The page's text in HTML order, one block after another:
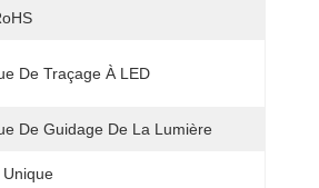
De Traçage À LED
De Guidage De La Lumière